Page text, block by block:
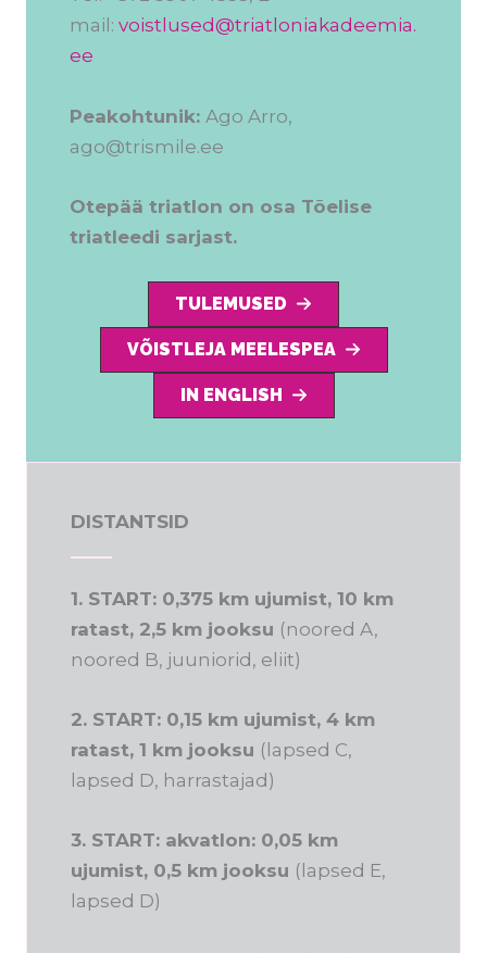
mail: voistlused@triatloniakadeemia.
ee
Peakohtunik: Ago Arro,
ago@trismile.ee
Otepää triatlon on osa Tõelise
triatleedi sarjast.
TULEMUSED
VÕISTLEJA MEELESPEA
IN ENGLISH
DISTANTSID
1. START: 0,375 km ujumist, 10 km
ratast, 2,5 km jooksu (noored A,
noored B, juuniorid, eliit)
2. START: 0,15 km ujumist, 4 km
ratast, 1 km jooksu (lapsed C,
lapsed D, harrastajad)
3. START: akvatlon: 0,05 km
ujumist, 0,5 km jooksu (lapsed E,
lapsed D)